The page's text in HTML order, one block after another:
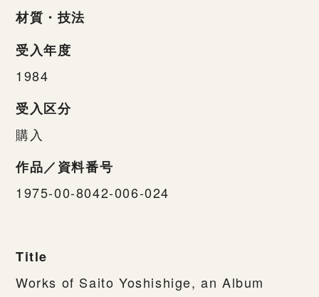
材質・技法
受入年度
1984
受入区分
購入
作品／資料番号
1975-00-8042-006-024
Title
Works of Saito Yoshishige, an Album